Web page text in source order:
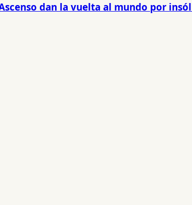
dan la vuelta al mundo por